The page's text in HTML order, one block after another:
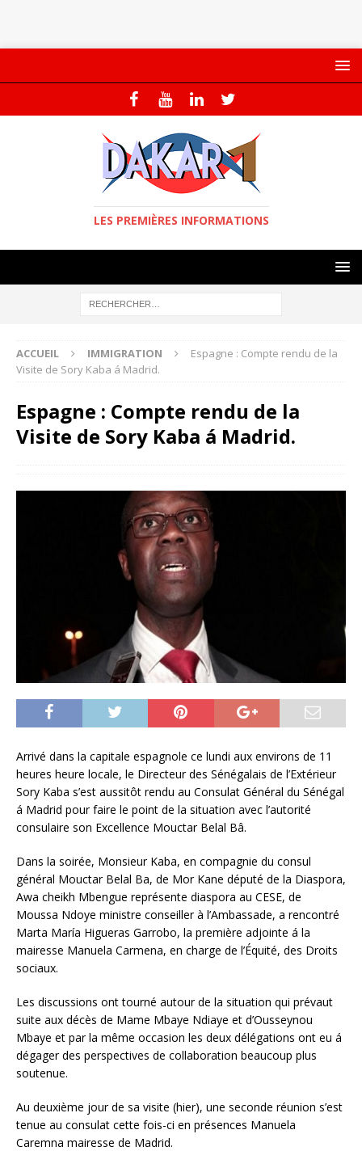
LES PREMIÈRES INFORMATIONS
ACCUEIL IMMIGRATION
Espagne : Compte rendu de la
Visite de Sory Kaba á Madrid.
Espagne : Compte rendu de la
Visite de Sory Kaba á Madrid.
Arrivé dans la capitale espagnole ce lundi aux environs de 11
heures heure locale, le Directeur des Sénégalais de l’Extérieur
Sory Kaba s’est aussitôt rendu au Consulat Général du Sénégal
á Madrid pour faire le point de la situation avec l’autorité
consulaire son Excellence Mouctar Belal Bâ.
Dans la soirée, Monsieur Kaba, en compagnie du consul
général Mouctar Belal Ba, de Mor Kane député de la Diaspora,
Awa cheikh Mbengue représente diaspora au CESE, de
Moussa Ndoye ministre conseiller à l’Ambassade, a rencontré
Marta María Higueras Garrobo, la première adjointe á la
mairesse Manuela Carmena, en charge de l’Équité, des Droits
sociaux.
Les discussions ont tourné autour de la situation qui prévaut
suite aux décès de Mame Mbaye Ndiaye et d’Ousseynou
Mbaye et par la même occasion les deux délégations ont eu á
dégager des perspectives de collaboration beaucoup plus
soutenue.
Au deuxième jour de sa visite (hier), une seconde réunion s’est
tenue au consulat cette fois-ci en présences Manuela
Caremna mairesse de Madrid.